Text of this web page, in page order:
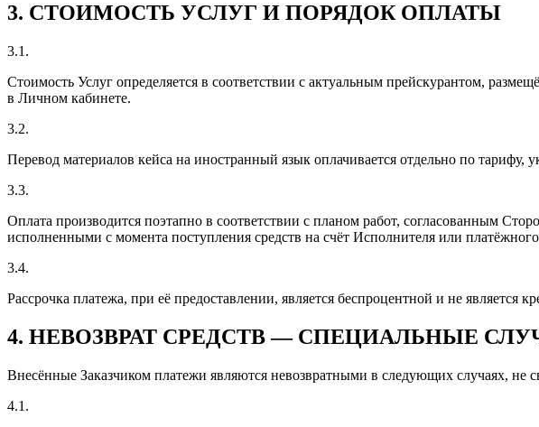
3. СТОИМОСТЬ УСЛУГ И ПОРЯДОК ОПЛАТЫ
3.1.
Стоимость Услуг определяется в соответствии с актуальным прейскурантом,
в Личном кабинете.
3.2.
Перевод материалов кейса на иностранный язык оплачивается отдельно по
3.3.
Оплата производится поэтапно в соответствии с планом работ, согласованным
исполненными с момента поступления средств на счёт Исполнителя или
3.4.
Рассрочка платежа, при её предоставлении, является беспроцентной и не является
4. НЕВОЗВРАТ СРЕДСТВ — СПЕЦИАЛЬНЫЕ
Внесённые Заказчиком платежи являются невозвратными в следующих случаях, не
4.1.